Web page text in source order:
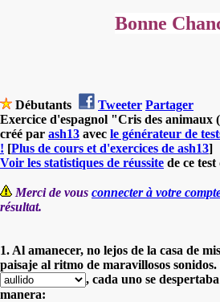
Bonne
Débutants Tweeter Partager
Exercice d'espagnol "Cris des animaux
créé par ash13 avec le générateur de
! [Plus de cours et d'exercices de ash13]
Voir les statistiques de réussite de ce
Merci de vous connecter à votre
résultat.
1. Al amanecer, no lejos de la casa de
paisaje al ritmo de maravillosos
, cada uno se
manera: